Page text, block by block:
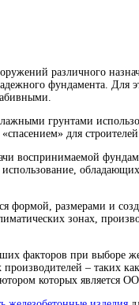
различного
фундамента. Для
грунтами
для строителей.
воспринимаемой
формой, размерами и
зонах,
факторов при выборе
производителей –
которых является